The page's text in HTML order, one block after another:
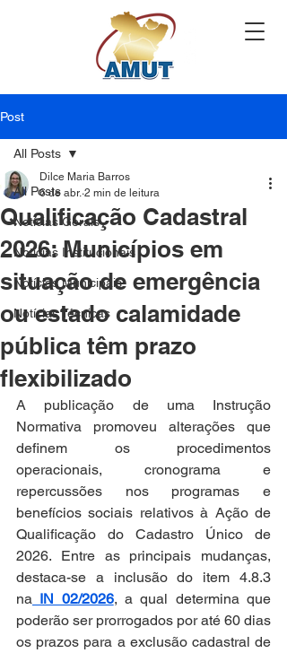
Post
All Posts
Notícias Gerais
Notícias Institucionais
Notícias Municipais
Notícias Técnicas
All Posts
Qualificação Cadastral
2026: Municípios em
situação de emergência
ou estado calamidade
pública têm prazo
flexibilizado
Dilce Maria Barros
6 de abr. 2 min de leitura
A publicação de uma Instrução
Normativa promoveu alterações que
definem os procedimentos
operacionais, cronograma e
repercussões nos programas e
benefícios sociais relativos à Ação de
Qualificação do Cadastro Único de
2026. Entre as principais mudanças,
destaca-se a inclusão do item 4.8.3
na IN 02/2026, a qual determina que
poderão ser prorrogados por até 60 dias
os prazos para a exclusão cadastral de